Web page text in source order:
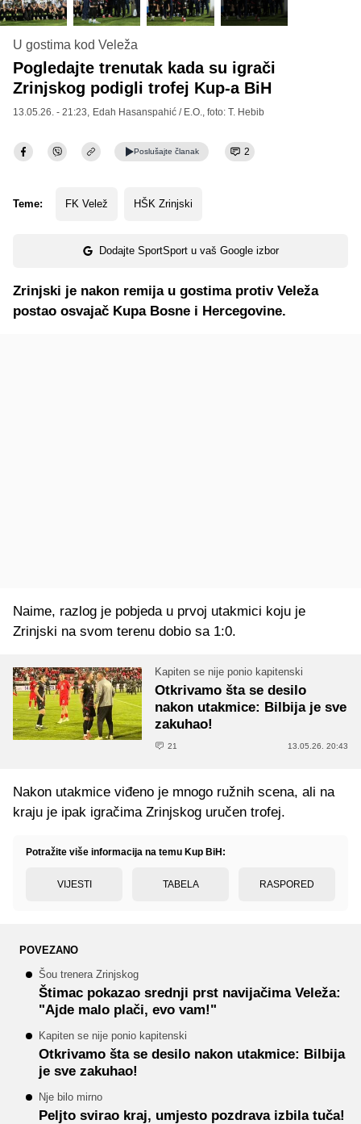
U gostima kod Veleža
Pogledajte trenutak kada su igrači
Zrinjskog podigli trofej Kup-a BiH
13.05.26. - 21:23, Edah Hasanspahić / E.O., foto: T. Hebib
Poslušajte članak 2
Teme: FK Velež HŠK Zrinjski
Dodajte SportSport u vaš Google izbor
Zrinjski je nakon remija u gostima protiv Veleža
postao osvajač Kupa Bosne i Hercegovine.
Naime, razlog je pobjeda u prvoj utakmici koju je
Zrinjski na svom terenu dobio sa 1:0.
Kapiten se nije ponio kapitenski
Otkrivamo šta se desilo
nakon utakmice: Bilbija je sve
zakuhao!
21 13.05.26. 20:43
Nakon utakmice viđeno je mnogo ružnih scena, ali na
kraju je ipak igračima Zrinjskog uručen trofej.
Potražite više informacija na temu Kup BiH:
VIJESTI TABELA RASPORED
POVEZANO
Šou trenera Zrinjskog
Štimac pokazao srednji prst navijačima Veleža:
"Ajde malo plači, evo vam!"
Kapiten se nije ponio kapitenski
Otkrivamo šta se desilo nakon utakmice: Bilbija
je sve zakuhao!
Nje bilo mirno
Peljto svirao kraj, umjesto pozdrava izbila tuča!